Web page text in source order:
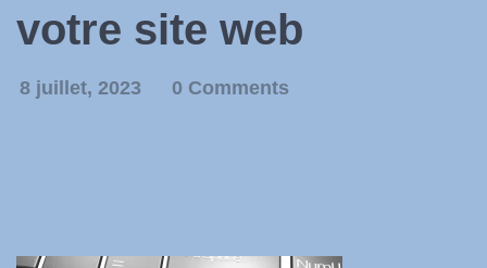
votre site web
8 juillet, 2023 0 Comments